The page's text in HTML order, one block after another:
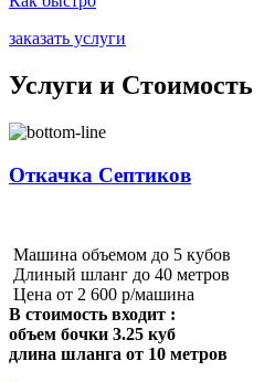
заказать услуги
Услуги и Стоимость
Откачка Септиков
Машина объемом до 5 кубов
Длиный шланг до 40 метров
Цена от 2 600 р/машина
В стоимость входит :
объем бочки 3.25 куб
длина шланга от 10 метров